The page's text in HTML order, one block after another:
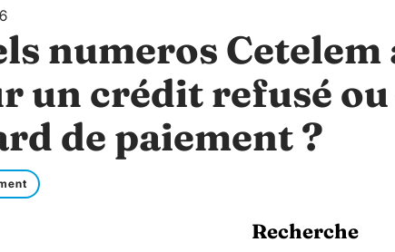
numeros
un crédit refusé ou
de paiement ?
Recherche